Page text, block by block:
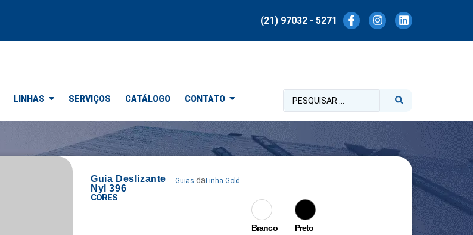
(21) 97032 - 5271
LINHAS SERVIÇOS CATÁLOGO CONTATO
Guia Deslizante
Nyl 396
Guias daLinha Gold
CORES
Branco Preto